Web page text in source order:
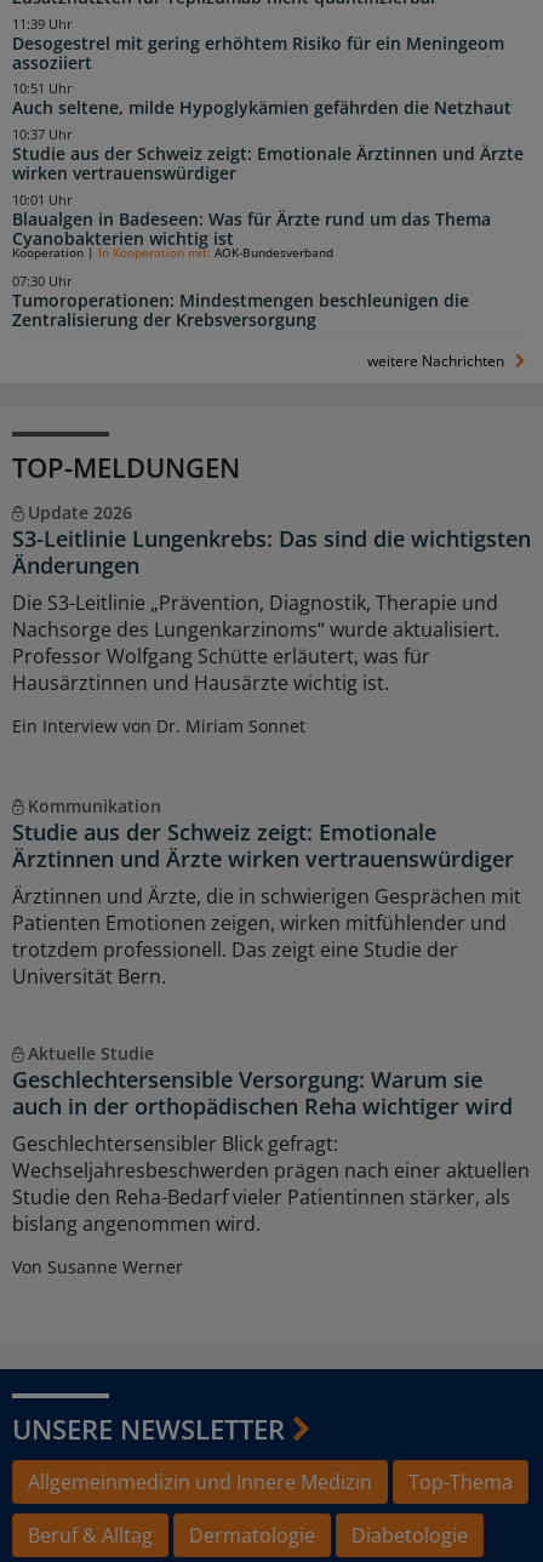
Desogestrel mit gering erhöhtem Risiko für ein Meningeom
assoziiert
11:39 Uhr
Auch seltene, milde Hypoglykämien gefährden die Netzhaut
10:51 Uhr
Studie aus der Schweiz zeigt: Emotionale Ärztinnen und Ärzte
wirken vertrauenswürdiger
10:37 Uhr
Blaualgen in Badeseen: Was für Ärzte rund um das Thema
Cyanobakterien wichtig ist
10:01 Uhr
Tumoroperationen: Mindestmengen beschleunigen die
Zentralisierung der Krebsversorgung
Kooperation | In Kooperation mit: AOK-Bundesverband
07:30 Uhr
weitere Nachrichten
TOP-MELDUNGEN
Update 2026
S3-Leitlinie Lungenkrebs: Das sind die wichtigsten
Änderungen
Die S3-Leitlinie „Prävention, Diagnostik, Therapie und
Nachsorge des Lungenkarzinoms“ wurde aktualisiert.
Professor Wolfgang Schütte erläutert, was für
Hausärztinnen und Hausärzte wichtig ist.
Ein Interview von Dr. Miriam Sonnet
Kommunikation
Studie aus der Schweiz zeigt: Emotionale
Ärztinnen und Ärzte wirken vertrauenswürdiger
Ärztinnen und Ärzte, die in schwierigen Gesprächen mit
Patienten Emotionen zeigen, wirken mitfühlender und
trotzdem professionell. Das zeigt eine Studie der
Universität Bern.
Aktuelle Studie
Geschlechtersensible Versorgung: Warum sie
auch in der orthopädischen Reha wichtiger wird
Geschlechtersensibler Blick gefragt:
Wechseljahresbeschwerden prägen nach einer aktuellen
Studie den Reha-Bedarf vieler Patientinnen stärker, als
bislang angenommen wird.
Von Susanne Werner
UNSERE NEWSLETTER
Allgemeinmedizin und Innere Medizin
Top-Thema
Beruf & Alltag
Dermatologie
Diabetologie